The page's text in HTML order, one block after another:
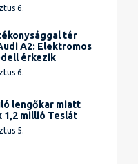
6.
tér
A2: Elektromos
érkezik
6.
lengőkar miatt
1,2 millió Teslát
5.